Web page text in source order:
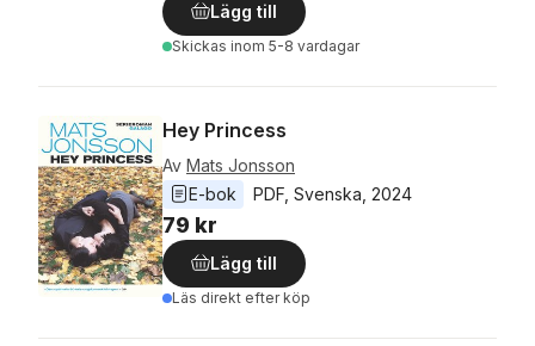
Lägg till
Skickas inom 5-8 vardagar
Hey Princess
Av Mats Jonsson
E-bok
PDF Svenska 2024
79 kr
Lägg till
Läs direkt efter köp